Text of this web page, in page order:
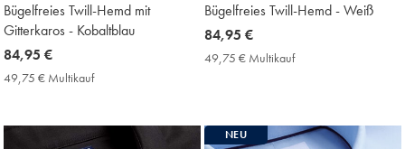
Bügelfreies Twill-Hemd mit
Gitterkaros - Kobaltblau
now
84,95
84,95 €
49,75 € Multikauf49,75
Price
Bügelfreies Twill-Hemd - Weiß
now
84,95
84,95 €
49,75 € Multikauf49,75
NEU